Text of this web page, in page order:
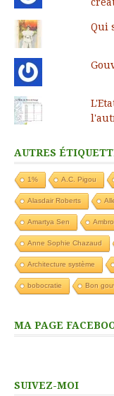
Qui
AUTRES
1% A.C. Pigou
Alasdair Roberts
Amartya Sen
Anne Sophie Chazaud
Architecture système
bobocratie Bon
MA PAGE
SUIVEZ-MOI